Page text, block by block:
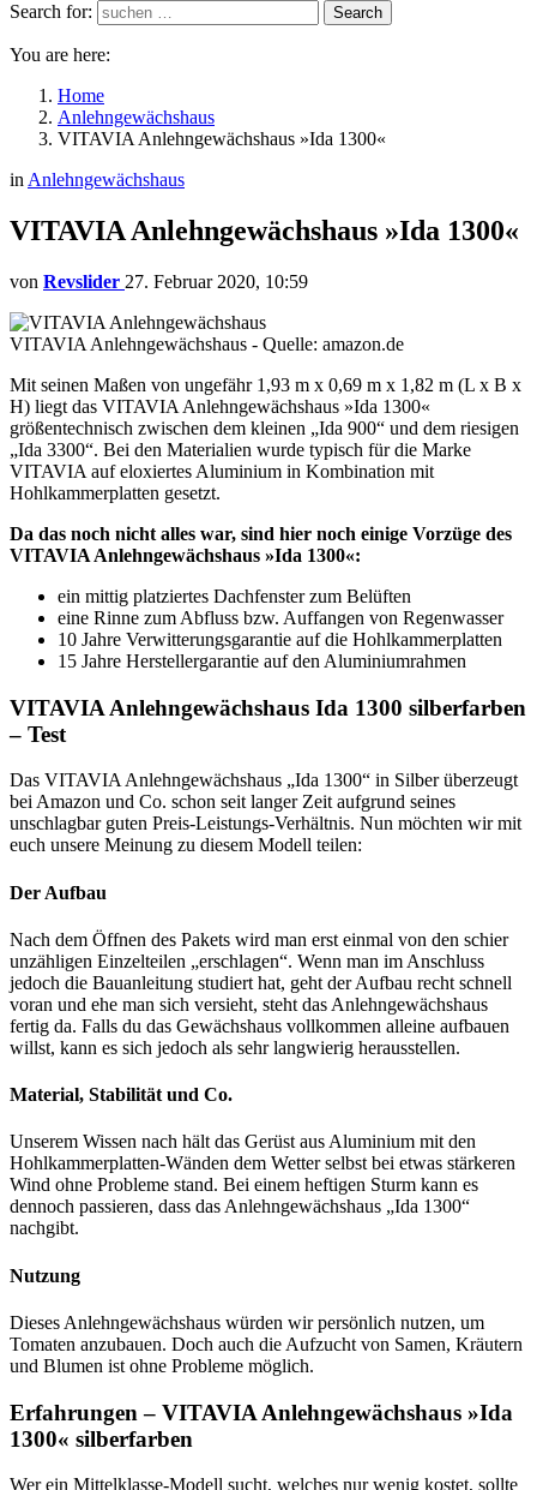
Search for:
Search
You are here:
Home
Anlehngewächshaus
VITAVIA Anlehngewächshaus »Ida 1300«
in Anlehngewächshaus
VITAVIA Anlehngewächshaus »Ida 1300«
von Revslider 27. Februar 2020, 10:59
VITAVIA Anlehngewächshaus - Quelle: amazon.de
Mit seinen Maßen von ungefähr 1,93 m x 0,69 m x 1,82 m (L x B x
H) liegt das VITAVIA Anlehngewächshaus »Ida 1300«
größentechnisch zwischen dem kleinen „Ida 900“ und dem riesigen
„Ida 3300“. Bei den Materialien wurde typisch für die Marke
VITAVIA auf eloxiertes Aluminium in Kombination mit
Hohlkammerplatten gesetzt.
Da das noch nicht alles war, sind hier noch einige Vorzüge des
VITAVIA Anlehngewächshaus »Ida 1300«:
ein mittig platziertes Dachfenster zum Belüften
eine Rinne zum Abfluss bzw. Auffangen von Regenwasser
10 Jahre Verwitterungsgarantie auf die Hohlkammerplatten
15 Jahre Herstellergarantie auf den Aluminiumrahmen
VITAVIA Anlehngewächshaus Ida 1300 silberfarben
– Test
Das VITAVIA Anlehngewächshaus „Ida 1300“ in Silber überzeugt
bei Amazon und Co. schon seit langer Zeit aufgrund seines
unschlagbar guten Preis-Leistungs-Verhältnis. Nun möchten wir mit
euch unsere Meinung zu diesem Modell teilen:
Der Aufbau
Nach dem Öffnen des Pakets wird man erst einmal von den schier
unzähligen Einzelteilen „erschlagen“. Wenn man im Anschluss
jedoch die Bauanleitung studiert hat, geht der Aufbau recht schnell
voran und ehe man sich versieht, steht das Anlehngewächshaus
fertig da. Falls du das Gewächshaus vollkommen alleine aufbauen
willst, kann es sich jedoch als sehr langwierig herausstellen.
Material, Stabilität und Co.
Unserem Wissen nach hält das Gerüst aus Aluminium mit den
Hohlkammerplatten-Wänden dem Wetter selbst bei etwas stärkeren
Wind ohne Probleme stand. Bei einem heftigen Sturm kann es
dennoch passieren, dass das Anlehngewächshaus „Ida 1300“
nachgibt.
Nutzung
Dieses Anlehngewächshaus würden wir persönlich nutzen, um
Tomaten anzubauen. Doch auch die Aufzucht von Samen, Kräutern
und Blumen ist ohne Probleme möglich.
Erfahrungen – VITAVIA Anlehngewächshaus »Ida
1300« silberfarben
Wer ein Mittelklasse-Modell sucht, welches nur wenig kostet, sollte